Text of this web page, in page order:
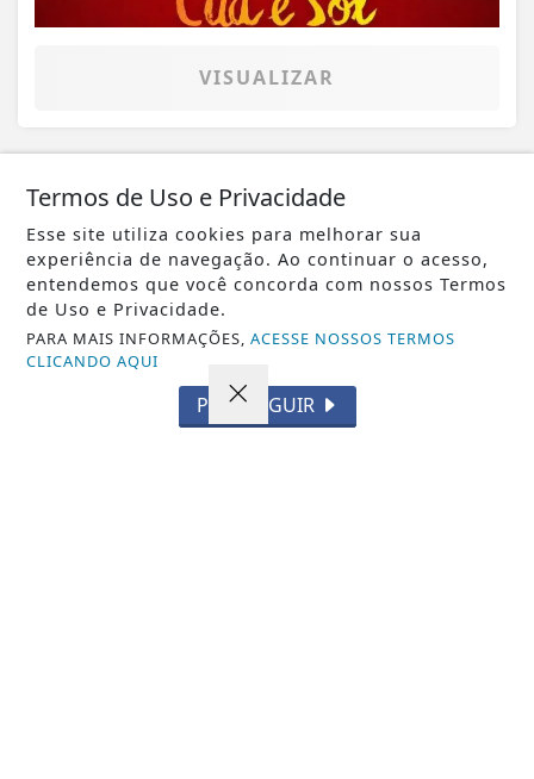
VISUALIZAR
CULTURA
CINEMA PASSEIO TEM MOSTRA DE
CINEMA FRANCÊS NESTA SEXTA, SÁBADO
E DOMINGO, EM JP
Termos de Uso e Privacidade
Esse site utiliza cookies para melhorar sua
experiência de navegação. Ao continuar o acesso,
entendemos que você concorda com nossos Termos
de Uso e Privacidade.
PARA MAIS INFORMAÇÕES,ACESSE NOSSOS TERMOS
CLICANDO AQUI
PROSSEGUIR